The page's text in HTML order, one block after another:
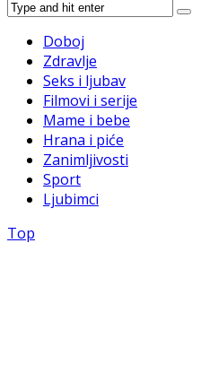
Doboj
Zdravlje
Seks i ljubav
Filmovi i serije
Mame i bebe
Hrana i piće
Zanimljivosti
Sport
Ljubimci
Top